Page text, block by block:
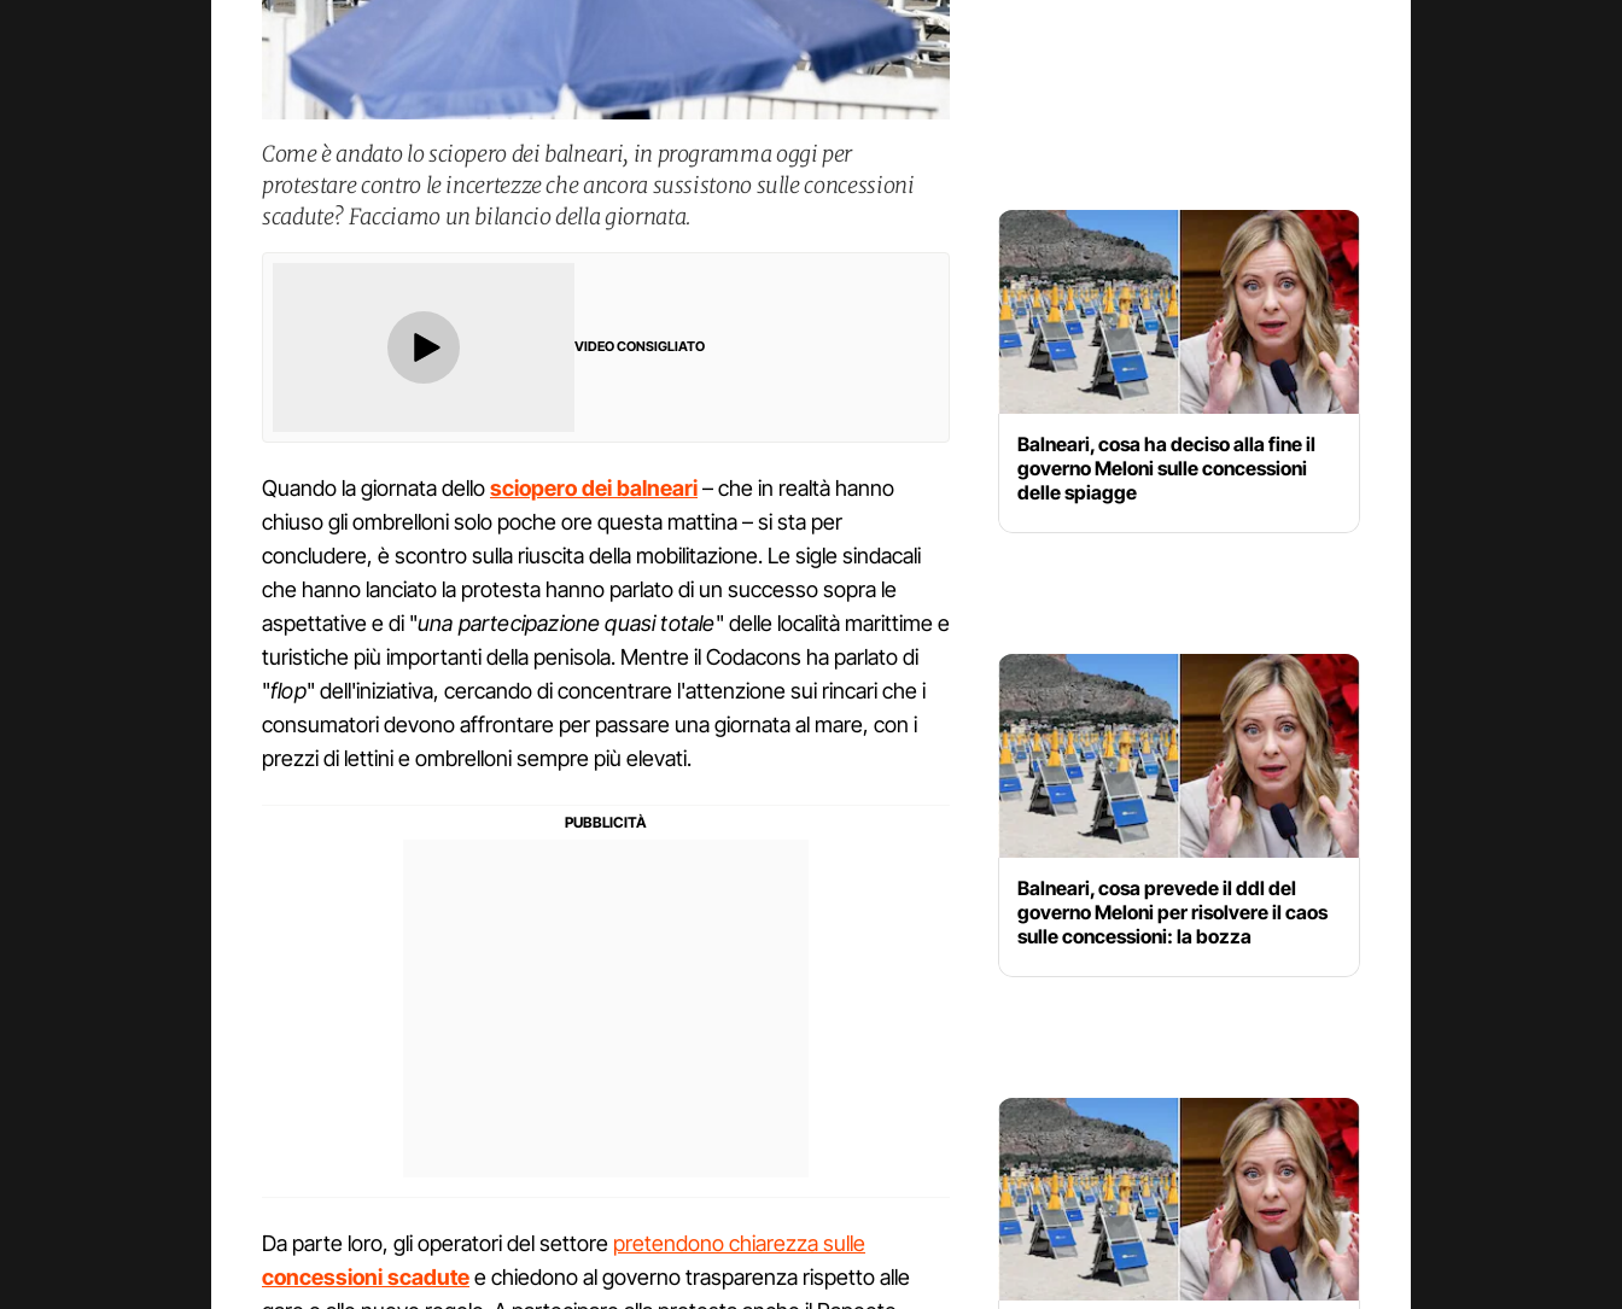
Come è andato lo sciopero dei balneari, in programma oggi per
protestare contro le incertezze che ancora sussistono sulle concessioni
scadute? Facciamo un bilancio della giornata.
VIDEO CONSIGLIATO
Quando la giornata dellosciopero dei balneari– che in realtà hanno
chiuso gli ombrelloni solo poche ore questa mattina – si sta per
concludere, è scontro sulla riuscita della mobilitazione. Le sigle sindacali
che hanno lanciato la protesta hanno parlato di un successo sopra le
aspettative e di "una partecipazione quasi totale" delle località marittime e
turistiche più importanti della penisola. Mentre il Codacons ha parlato di
"flop" dell'iniziativa, cercando di concentrare l'attenzione sui rincari che i
consumatori devono affrontare per passare una giornata al mare, con i
prezzi di lettini e ombrelloni sempre più elevati.
Da parte loro, gli operatori del settore pretendono chiarezza sulle
concessioni scadutee chiedono al governo trasparenza rispetto alle
Balneari, cosa ha deciso alla fine il
governo Meloni sulle concessioni
delle spiagge
Balneari, cosa prevede il ddl del
governo Meloni per risolvere il caos
sulle concessioni: la bozza